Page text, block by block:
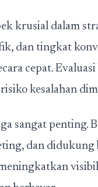
krusial dalam
dan tingkat
cepat.
kesalahan
sangat penting.
dan